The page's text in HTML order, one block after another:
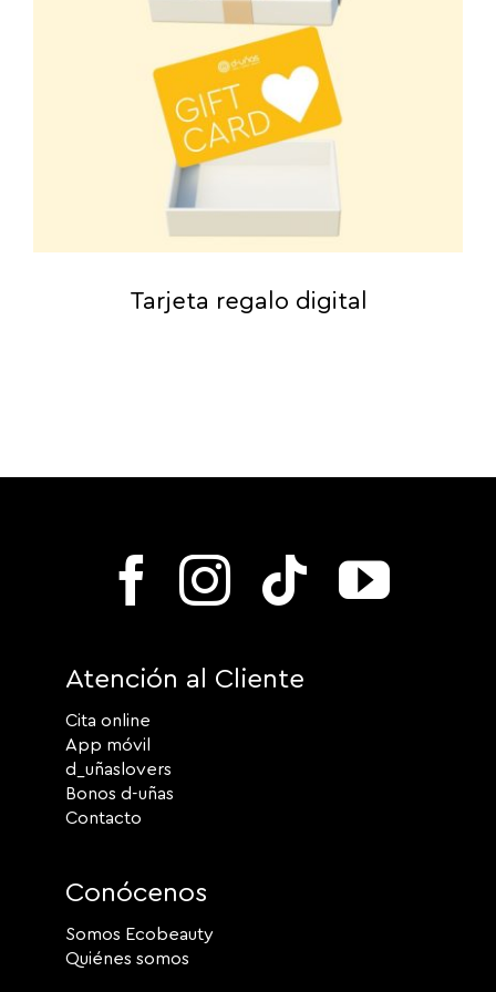
Tarjeta regalo digital
Atención al Cliente
Cita online
App móvil
d_uñaslovers
Bonos d-uñas
Contacto
Conócenos
Somos Ecobeauty
Quiénes somos